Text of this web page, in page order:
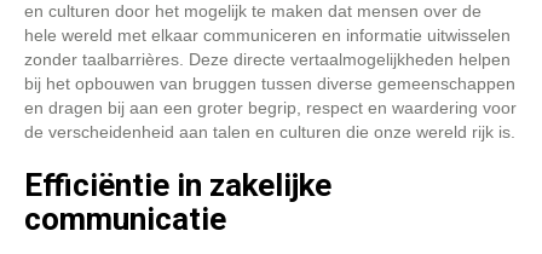
en culturen door het mogelijk te maken dat mensen over de
hele wereld met elkaar communiceren en informatie uitwisselen
zonder taalbarrières. Deze directe vertaalmogelijkheden helpen
bij het opbouwen van bruggen tussen diverse gemeenschappen
en dragen bij aan een groter begrip, respect en waardering voor
de verscheidenheid aan talen en culturen die onze wereld rijk is.
Efficiëntie in zakelijke
communicatie